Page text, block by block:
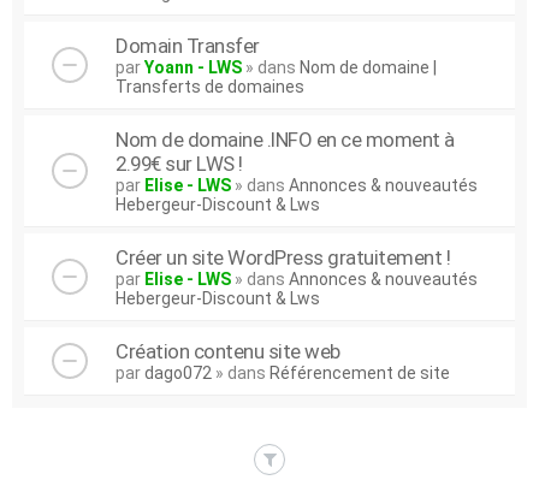
Domain Transfer
parYoann - LWS » dans Nom de domaine |
Transferts de domaines
Nom de domaine .INFO en ce moment à
2.99€ sur LWS !
par Elise - LWS » dans Annonces & nouveautés
Hebergeur-Discount & Lws
Créer un site WordPress gratuitement !
par Elise - LWS » dans Annonces & nouveautés
Hebergeur-Discount & Lws
Création contenu site web
pardago072 » dans Référencement de site